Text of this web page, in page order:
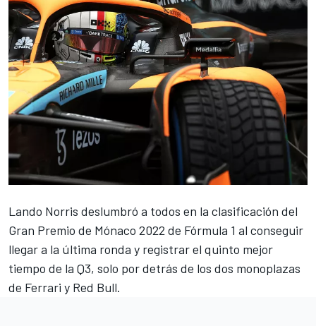
Lando Norris deslumbró a todos en la clasificación del
Gran Premio de Mónaco 2022 de Fórmula 1 al conseguir
llegar a la última ronda y registrar el quinto mejor
tiempo de la Q3, solo por detrás de los dos monoplazas
de Ferrari y Red Bull.